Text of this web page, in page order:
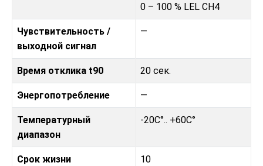
0 – 100 % LEL CH4
Чувствительность /
выходной сигнал
—
Время отклика t90 20 сек.
Энергопотребление —
Температурный
диапазон
-20C°.. +60C°
Срок жизни
10